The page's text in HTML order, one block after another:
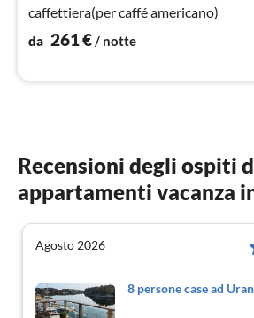
caffettiera(per caffé americano)
da 261€/ notte
Recensioni degli ospiti
appartamenti vacanza
Agosto 2026
8 persone case ad